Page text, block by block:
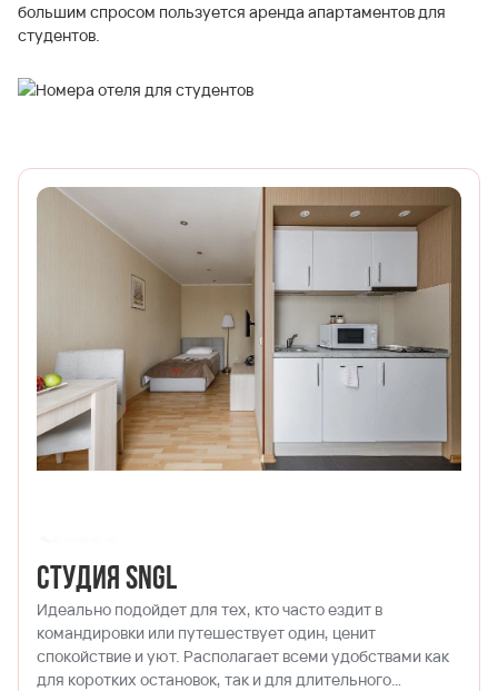
большим спросом пользуется аренда апартаментов для
студентов.
как
Студия DBL
Двухместный номер, в котором детально
всё для удобства современных
Формат, успешно сочетающий в себе спальню и
кухонную зону. Идеально подходит для